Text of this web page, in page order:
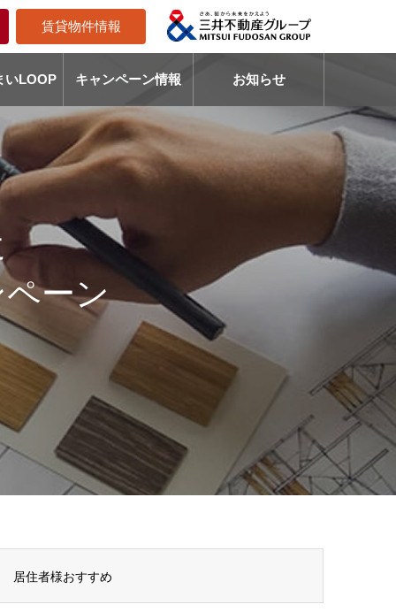
賃貸物件情報
いLOOP キャンペーン情報 お知らせ
ーン
居住者様おすすめ